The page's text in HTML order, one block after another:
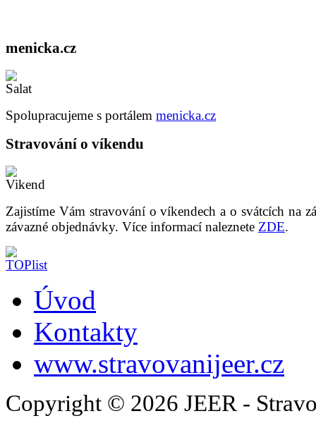
menicka.cz
Spolupracujeme s portálem menicka.cz
Stravování o víkendu
Zajistíme Vám stravování o víkendech a o svátcích na
závazné objednávky. Více informací naleznete ZDE.
Úvod
Kontakty
www.stravovanijeer.cz
Copyright © 2026 JEER -